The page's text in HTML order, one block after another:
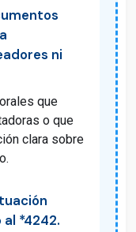
ni
que
o que
clara sobre
*4242.